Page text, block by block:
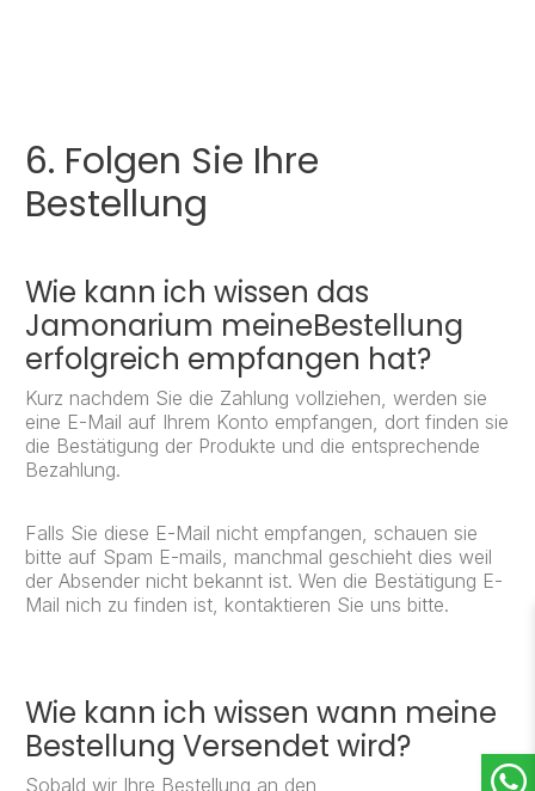
6. Folgen Sie Ihre
Bestellung
Wie kann ich wissen das
Jamonarium meineBestellung
erfolgreich empfangen hat?
Kurz nachdem Sie die Zahlung vollziehen, werden sie
eine E-Mail auf Ihrem Konto empfangen, dort finden sie
die Bestätigung der Produkte und die entsprechende
Bezahlung.
Falls Sie diese E-Mail nicht empfangen, schauen sie
bitte auf Spam E-mails, manchmal geschieht dies weil
der Absender nicht bekannt ist. Wen die Bestätigung E-
Mail nich zu finden ist, kontaktieren Sie uns bitte.
Wie kann ich wissen wann meine
Bestellung Versendet wird?
Sobald wir Ihre Bestellung an den